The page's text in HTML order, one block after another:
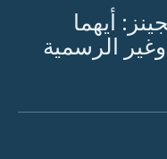
أيهما
الرسمية